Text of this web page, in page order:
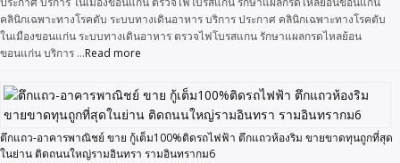
คลินิกเฉพาะทางโรคตับ ระบบทางเดินอาหาร บริการ ประกาศ คลินิกเฉพาะทางโรคตับ
ในเมืองขอนแก่น ระบบทางเดินอาหาร ตรวจไฟโบรสแกน รักษาแผลกรดไหลย้อน
ขอนแก่น บริการ …Read more
ตึกแถว-อาคารพาณิชย์ ขาย กู้เต็ม100%ติดรถไฟฟ้า ตึกแถวห้องริม ขายขาดทุนถูกที่สุด
ในย่าน ติดถนนใหญ่รามอินทรา รามอินทรากม6